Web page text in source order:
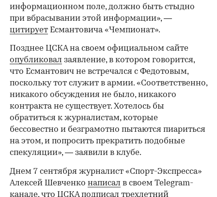
информационном поле, должно быть стыдно
при вбрасывании этой информации», —
цитирует Есмантовича «Чемпионат».
Позднее ЦСКА на своем официальном сайте
опубликовал заявление, в котором говорится,
что Есмантович не встречался с Федотовым,
поскольку тот служит в армии. «Соответственно,
никакого обсуждения не было, никакого
контракта не существует. Хотелось бы
обратиться к журналистам, которые
бессовестно и безграмотно пытаются пиариться
на этом, и попросить прекратить подобные
спекуляции», — заявили в клубе.
Днем 7 сентября журналист «Спорт-Экспресса»
Алексей Шевченко написал в своем Telegram-
канале, что ЦСКА подписал трехлетний